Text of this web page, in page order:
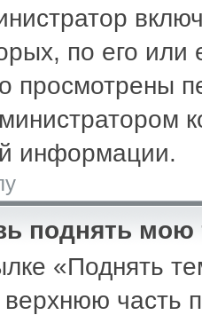
по его
просмотрены
информации.
поднять мою
«Поднять
верхнюю часть